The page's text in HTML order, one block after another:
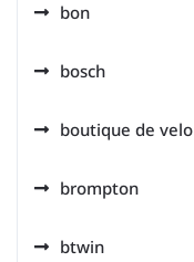
bon
bosch
boutique de velo
brompton
btwin